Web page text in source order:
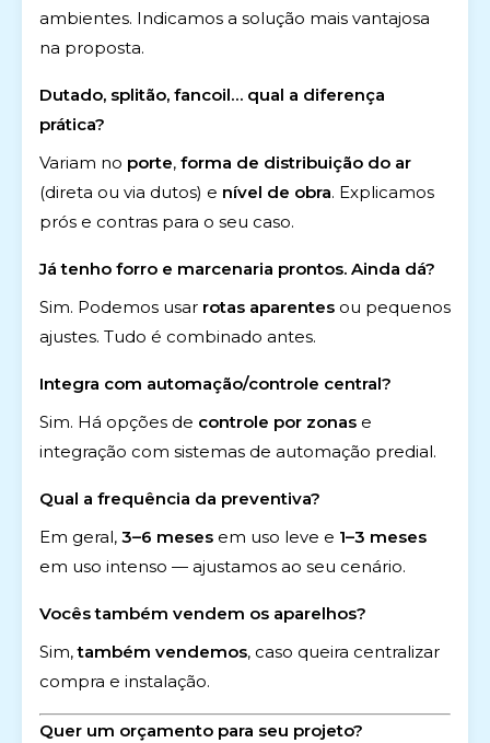
ambientes. Indicamos a solução mais vantajosa
na proposta.
Dutado, splitão, fancoil… qual a diferença
prática?
Variam no porte, forma de distribuição do ar
(direta ou via dutos) e nível de obra. Explicamos
prós e contras para o seu caso.
Já tenho forro e marcenaria prontos. Ainda dá?
Sim. Podemos usar rotas aparentes ou pequenos
ajustes. Tudo é combinado antes.
Integra com automação/controle central?
Sim. Há opções de controle por zonas e
integração com sistemas de automação predial.
Qual a frequência da preventiva?
Em geral, 3–6 meses em uso leve e 1–3 meses
em uso intenso — ajustamos ao seu cenário.
Vocês também vendem os aparelhos?
Sim,também vendemos, caso queira centralizar
compra e instalação.
Quer um orçamento para seu projeto?